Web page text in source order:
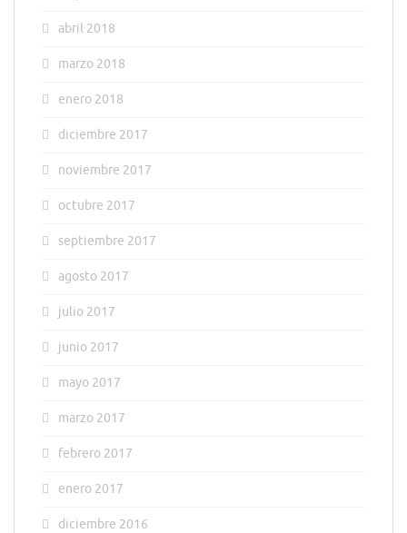
abril 2018
marzo 2018
enero 2018
diciembre 2017
noviembre 2017
octubre 2017
septiembre 2017
agosto 2017
julio 2017
junio 2017
mayo 2017
marzo 2017
febrero 2017
enero 2017
diciembre 2016